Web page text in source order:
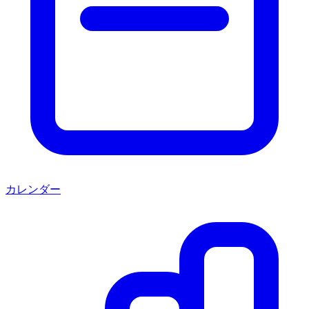
カレンダー